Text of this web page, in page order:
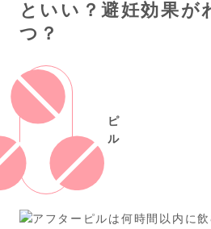
といい？避妊効果が
つ？
ピ
ル